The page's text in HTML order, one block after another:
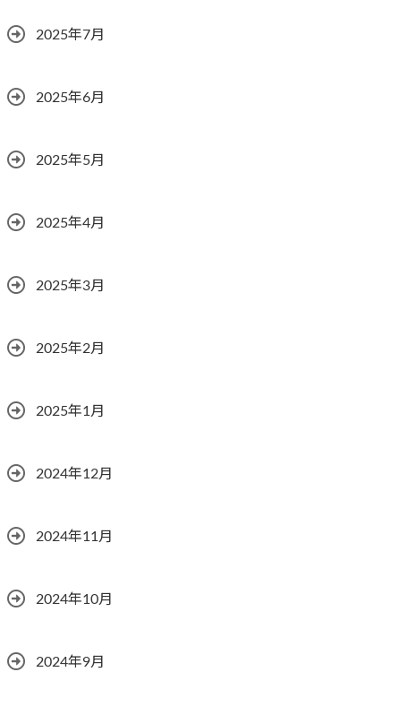
2025年7月
2025年6月
2025年5月
2025年4月
2025年3月
2025年2月
2025年1月
2024年12月
2024年11月
2024年10月
2024年9月